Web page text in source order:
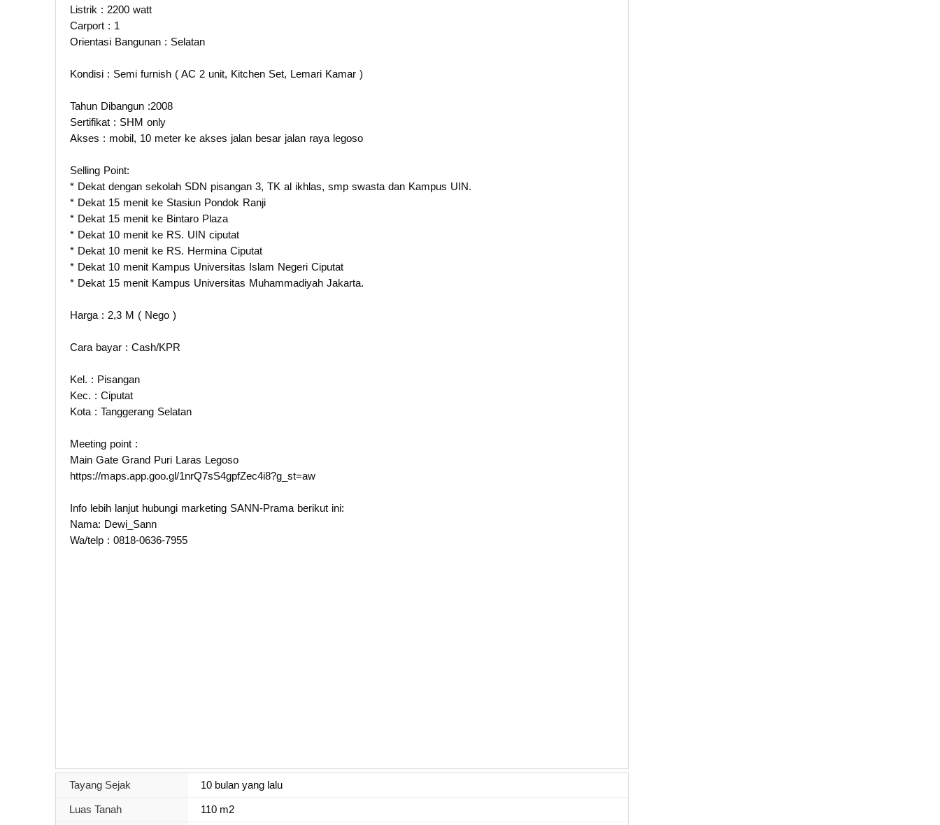
Listrik : 2200 watt
Carport : 1
Orientasi Bangunan : Selatan
Kondisi : Semi furnish ( AC 2 unit, Kitchen Set, Lemari Kamar )
Tahun Dibangun :2008
Sertifikat : SHM only
Akses : mobil, 10 meter ke akses jalan besar jalan raya legoso
Selling Point:
* Dekat dengan sekolah SDN pisangan 3, TK al ikhlas, smp swasta dan Kampus UIN.
* Dekat 15 menit ke Stasiun Pondok Ranji
* Dekat 15 menit ke Bintaro Plaza
* Dekat 10 menit ke RS. UIN ciputat
* Dekat 10 menit ke RS. Hermina Ciputat
* Dekat 10 menit Kampus Universitas Islam Negeri Ciputat
* Dekat 15 menit Kampus Universitas Muhammadiyah Jakarta.
Harga : 2,3 M ( Nego )
Cara bayar : Cash/KPR
Kel. : Pisangan
Kec. : Ciputat
Kota : Tanggerang Selatan
Meeting point :
Main Gate Grand Puri Laras Legoso
https://maps.app.goo.gl/1nrQ7sS4gpfZec4i8?g_st=aw
Info lebih lanjut hubungi marketing SANN-Prama berikut ini:
Nama: Dewi_Sann
Wa/telp : 0818-0636-7955
Tayang Sejak 10 bulan yang lalu
Luas Tanah 110 m2